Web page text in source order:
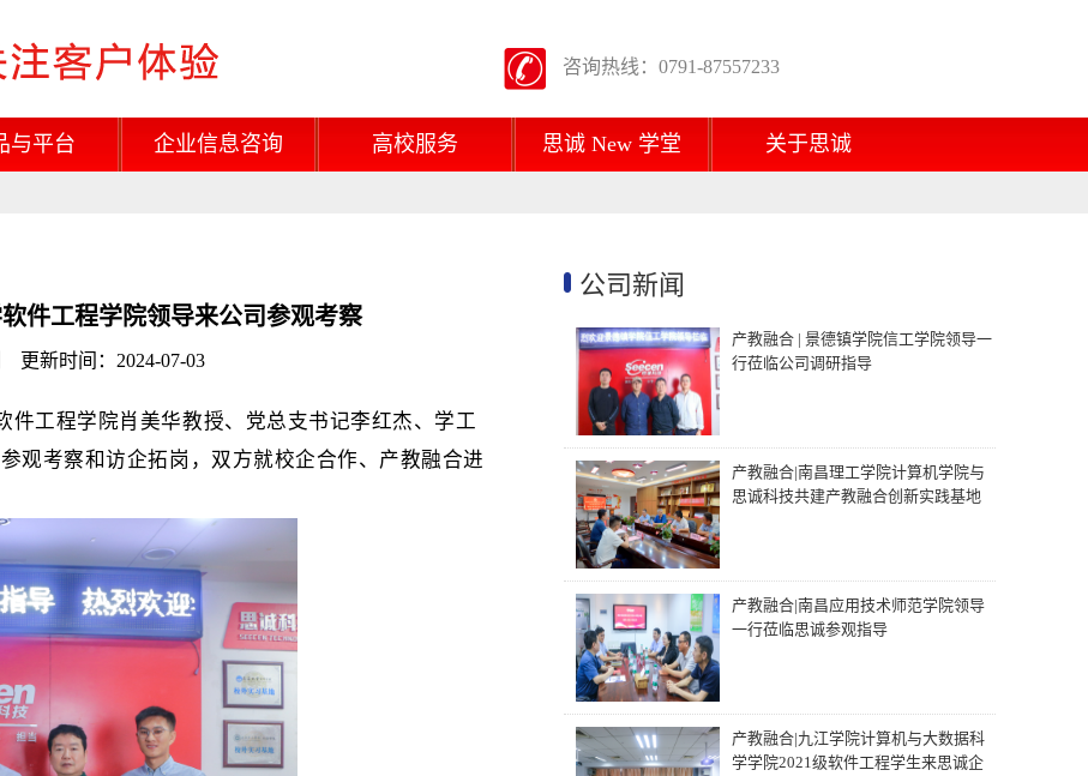
咨询热线：0791-87557233
与平台 企业信息咨询 高校服务 思诚 New 学堂 关于思诚
件工程学院领导来公司参观考察
更新时间：2024-07-03
件工程学院 肖美华教授、党总支书记李红杰、学工
参观考察和访企拓岗，双方就校企合作、产教融合进
公司新闻
产教融合 | 景德镇学院信工学院领导一
行莅临公司调研指导
产教融合|南昌理工学院计算机学院与
思诚科技共建产教融合创新实践基地
产教融合|南昌应用技术师范学院领导
一行莅临思诚参观指导
产教融合|九江学院计算机与大数据科
学学院2021级软件工程学生来思诚企